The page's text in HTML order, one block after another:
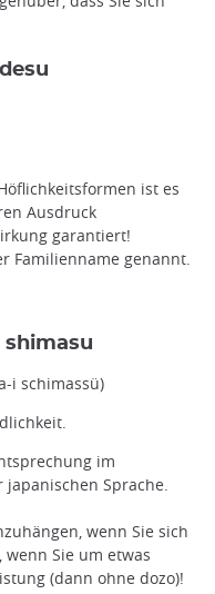
ist es
Ausdruck
garantiert!
Familienname genannt.
shimasu
i schimassü)
im
japanischen Sprache.
wenn Sie sich
Sie um etwas
(dann ohne dozo)!